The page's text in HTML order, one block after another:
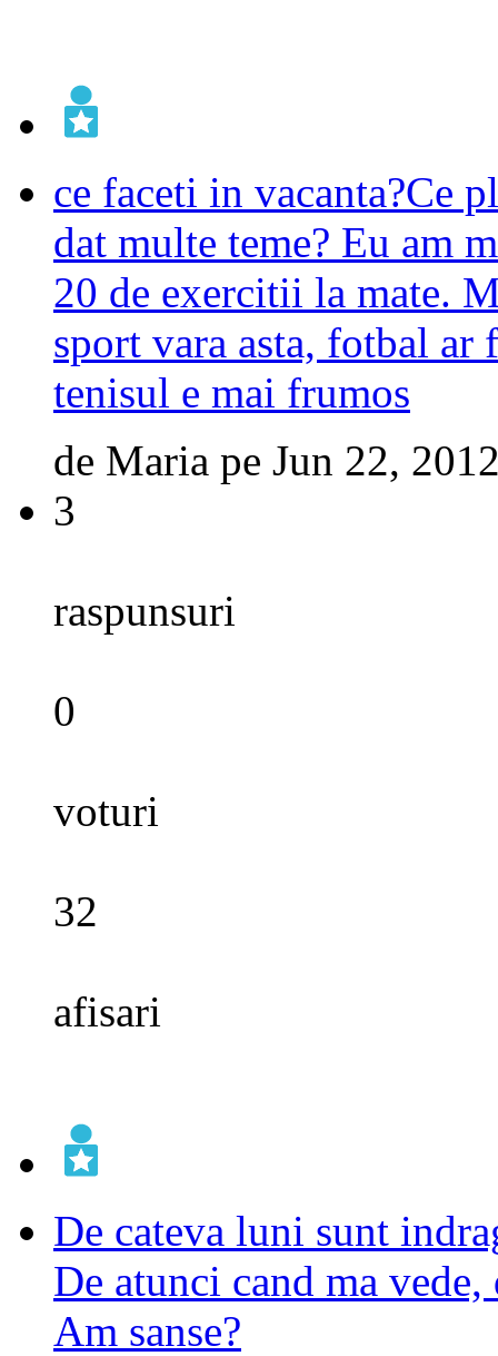
ce faceti in vacanta?Ce
dat multe teme? Eu am
20 de exercitii la mate.
sport vara asta, fotbal ar
tenisul e mai frumos
de Maria pe Jun 22,
3
raspunsuri
0
voturi
32
afisari
De cateva luni sunt
De atunci cand ma
Am sanse?